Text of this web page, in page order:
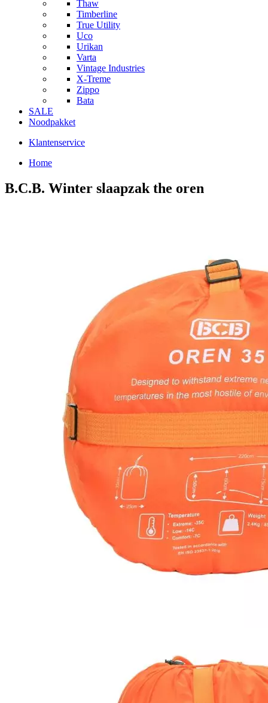
Thaw
Timberline
True Utility
Uco
Urikan
Varta
Vintage Industries
X-Treme
Zippo
Bata
SALE
Noodpakket
Klantenservice
Home
B.C.B. Winter slaapzak the oren